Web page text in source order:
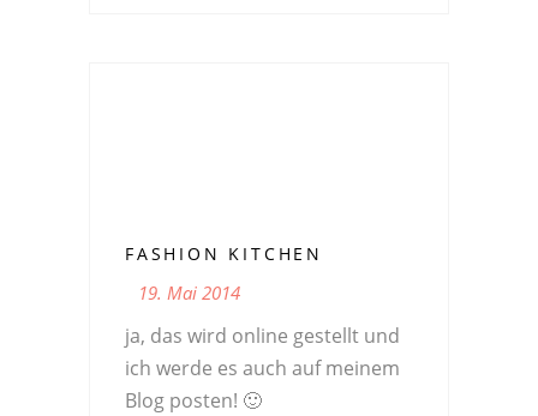
FASHION KITCHEN
19. Mai 2014
ja, das wird online gestellt und
ich werde es auch auf meinem
Blog posten! 🙂